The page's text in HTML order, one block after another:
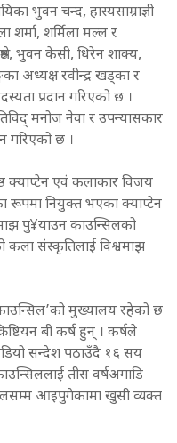
भुवन चन्द, हास्यसाम्राज्ञी
शर्मा, शर्मिला मल्ल र
भुवन केसी, धिरेन शाक्य,
अध्यक्ष रवीन्द्र खड्का र
प्रदान गरिएको छ ।
मनोज नेवा र उपन्यासकार
गरिएको छ ।
क्याप्टेन एवं कलाकार विजय
रूपमा नियुक्त भएका क्याप्टेन
पु¥याउन काउन्सिलको
कला संस्कृतिलाई विश्वमाझ
काउन्सिल’को मुख्यालय रहेको छ
बी कर्ष हुन् । कर्षले
सन्देश पठाउँदै १६ सय
तीस वर्षअगाडि
आइपुगेकामा खुसी व्यक्त